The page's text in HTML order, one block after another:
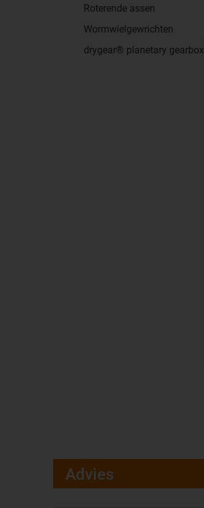
Roterende assen
Wormwielgewrichten
drygear® planetary gearbox
Advies